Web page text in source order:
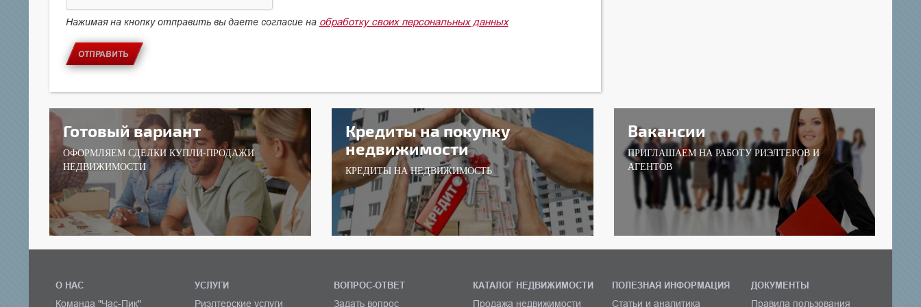
Нажимая на кнопку отправить вы даете согласие на обработку своих персональных данных
ОТПРАВИТЬ
Готовый вариант
ОФОРМЛЯЕМ СДЕЛКИ КУПЛИ-ПРОДАЖИ
НЕДВИЖИМОСТИ
Кредиты на покупку
недвижимости
КРЕДИТЫ НА НЕДВИЖИМОСТЬ
Вакансии
ПРИГЛАШАЕМ НА РАБОТУ РИЭЛТЕРОВ И
АГЕНТОВ
О НАС
Команда "Час-Пик"
УСЛУГИ
Риэлтерские услуги
ВОПРОС-ОТВЕТ
Задать вопрос
КАТАЛОГ НЕДВИЖИМОСТИ
Продажа недвижимости
ПОЛЕЗНАЯ ИНФОРМАЦИЯ
Статьи и аналитика
ДОКУМЕНТЫ
Правила пользования